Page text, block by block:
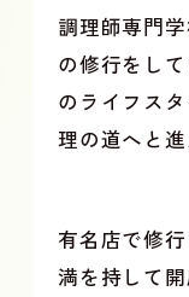
調理師専門
の修行をし
のライフス
理の道へと進
有名店で修
満を持して